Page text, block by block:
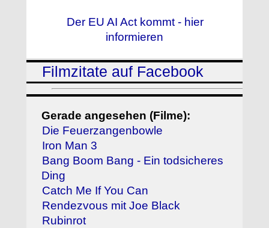
Der EU AI Act kommt - hier
informieren
Filmzitate auf Facebook
Gerade angesehen (Filme):
Die Feuerzangenbowle
Iron Man 3
Bang Boom Bang - Ein todsicheres
Ding
Catch Me If You Can
Rendezvous mit Joe Black
Rubinrot